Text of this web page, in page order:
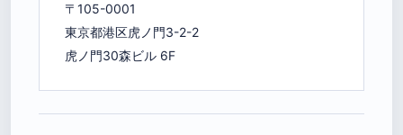
〒105-0001
東京都港区虎ノ門3-2-2
虎ノ門30森ビル 6F